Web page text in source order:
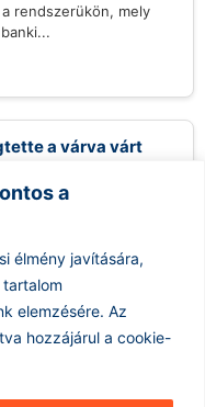
a
élmény javítására,
elemzésére. Az
hozzájárul a cookie-
rendszerükön, mely
a várva várt
az energiapiacok
Magyarországon,
illeti. Magyar...